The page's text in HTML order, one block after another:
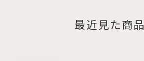
最近見た商品